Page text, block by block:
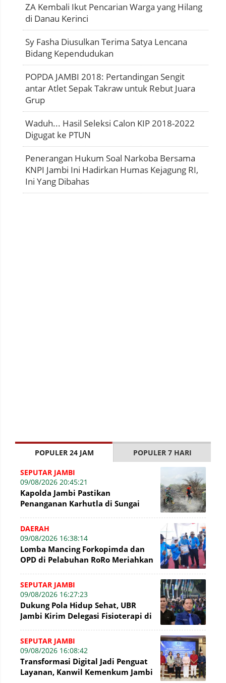
ZA Kembali Ikut Pencarian Warga yang Hilang
di Danau Kerinci
Sy Fasha Diusulkan Terima Satya Lencana
Bidang Kependudukan
POPDA JAMBI 2018: Pertandingan Sengit
antar Atlet Sepak Takraw untuk Rebut Juara
Grup
Waduh... Hasil Seleksi Calon KIP 2018-2022
Digugat ke PTUN
Penerangan Hukum Soal Narkoba Bersama
KNPI Jambi Ini Hadirkan Humas Kejagung RI,
Ini Yang Dibahas
POPULER 24 JAM POPULER 7 HARI
SEPUTAR JAMBI
09/08/2026 20:45:21
Kapolda Jambi Pastikan
Penanganan Karhutla di Sungai
TNI-Polri dan BP
DAERAH
09/08/2026 16:38:14
Lomba Mancing Forkopimda dan
OPD di Pelabuhan RoRo Meriahkan
Barat
SEPUTAR JAMBI
09/08/2026 16:27:23
Dukung Pola Hidup Sehat, UBR
Jambi Kirim Delegasi Fisioterapi di
SEPUTAR JAMBI
09/08/2026 16:08:42
Transformasi Digital Jadi Penguat
Layanan, Kanwil Kemenkum Jambi